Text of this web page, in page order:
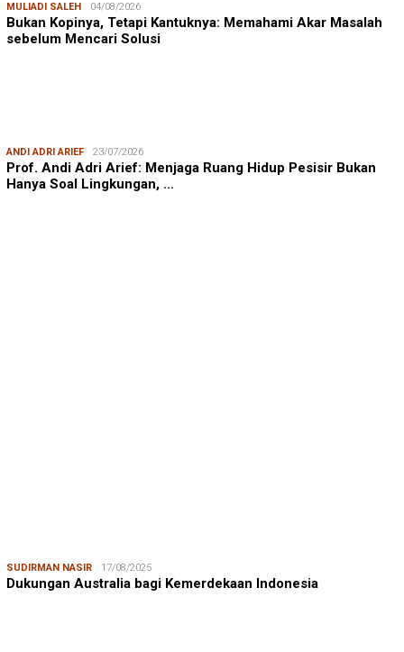
MULIADI SALEH 04/08/2026
Bukan Kopinya, Tetapi Kantuknya: Memahami Akar Masalah
sebelum Mencari Solusi
ANDI ADRI ARIEF 23/07/2026
Prof. Andi Adri Arief: Menjaga Ruang Hidup Pesisir Bukan
Hanya Soal Lingkungan, …